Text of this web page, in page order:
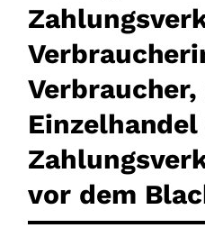
Verbraucher,
vor dem